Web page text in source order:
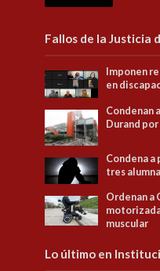
Fallos de la Justicia
Imponen
en
Condenan
Durand
Condena
tres
Ordenan a
muscular
Lo último en